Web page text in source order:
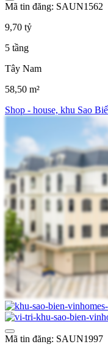
Mã tin đăng: SAUN1562
9,70 tỷ
5 tầng
Tây Nam
58,50 m²
Shop - house, khu Sao
Mã tin đăng: SAUN1997